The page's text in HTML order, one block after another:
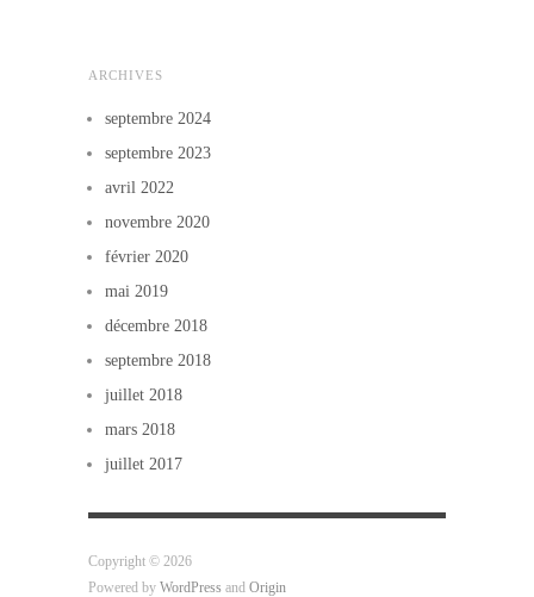
ARCHIVES
septembre 2024
septembre 2023
avril 2022
novembre 2020
février 2020
mai 2019
décembre 2018
septembre 2018
juillet 2018
mars 2018
juillet 2017
Copyright © 2026
Powered by WordPress and Origin